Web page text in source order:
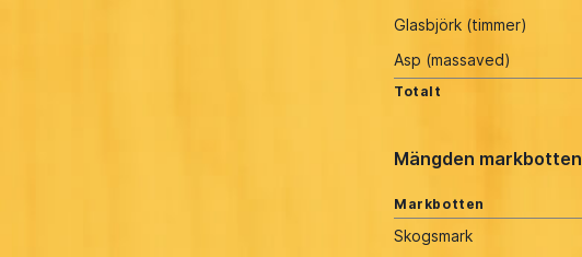
Glasbjörk (timmer)
Asp (massaved)
Totalt
Mängden markbotten
Markbotten
Skogsmark